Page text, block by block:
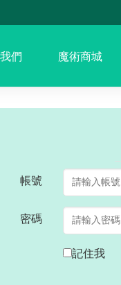
們 魔術商城
帳號
密碼
記住我